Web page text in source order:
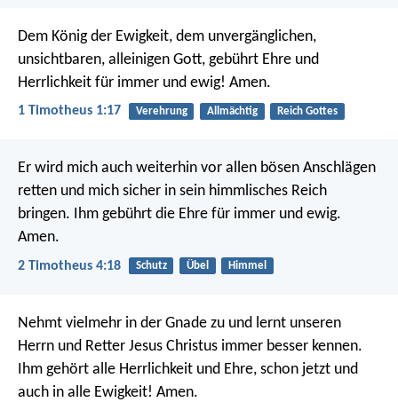
Dem König der Ewigkeit, dem unvergänglichen,
unsichtbaren, alleinigen Gott, gebührt Ehre und
Herrlichkeit für immer und ewig! Amen.
1 Timotheus 1:17 Verehrung Allmächtig Reich Gottes
Er wird mich auch weiterhin vor allen bösen Anschlägen
retten und mich sicher in sein himmlisches Reich
bringen. Ihm gebührt die Ehre für immer und ewig.
Amen.
2 Timotheus 4:18 Schutz Übel Himmel
Nehmt vielmehr in der Gnade zu und lernt unseren
Herrn und Retter Jesus Christus immer besser kennen.
Ihm gehört alle Herrlichkeit und Ehre, schon jetzt und
auch in alle Ewigkeit! Amen.